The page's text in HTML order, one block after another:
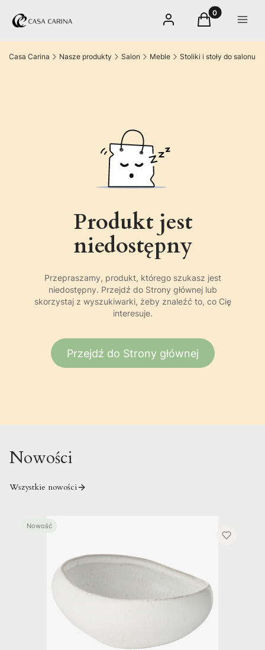
Zaloguj sięProdukty w
Koszyk Menu
Casa Carina Nasze produkty Salon Meble Stoliki i stoły do salonu
Produkt jest
niedostępny
Przepraszamy, produkt, którego szukasz jest
niedostępny. Przejdź do Strony głównej lub
skorzystaj z wyszukiwarki, żeby znaleźć to, co Cię
interesuje.
Przejdź do Strony głównej
Nowości
Wszystkie nowości
Nowość